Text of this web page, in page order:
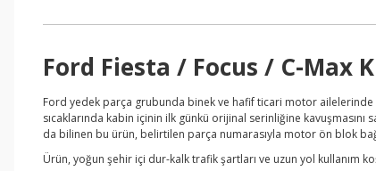
Ford Fiesta / Focus / C-Max
Ford yedek parça grubunda binek ve hafif ticari motor ailelerinde
sıcaklarında kabin içinin ilk günkü orijinal serinliğine kavuşmasını
da bilinen bu ürün, belirtilen parça numarasıyla motor ön blok
Ürün, yoğun şehir içi dur-kalk trafik şartları ve uzun yol kullanım